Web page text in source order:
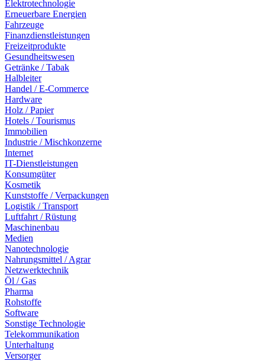
Elektrotechnologie
Erneuerbare Energien
Fahrzeuge
Finanzdienstleistungen
Freizeitprodukte
Gesundheitswesen
Getränke / Tabak
Halbleiter
Handel / E-Commerce
Hardware
Holz / Papier
Hotels / Tourismus
Immobilien
Industrie / Mischkonzerne
Internet
IT-Dienstleistungen
Konsumgüter
Kosmetik
Kunststoffe / Verpackungen
Logistik / Transport
Luftfahrt / Rüstung
Maschinenbau
Medien
Nanotechnologie
Nahrungsmittel / Agrar
Netzwerktechnik
Öl / Gas
Pharma
Rohstoffe
Software
Sonstige Technologie
Telekommunikation
Unterhaltung
Versorger